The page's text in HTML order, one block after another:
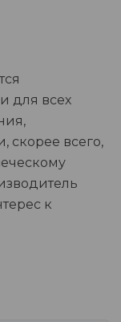
для всех
скорее всего,
к